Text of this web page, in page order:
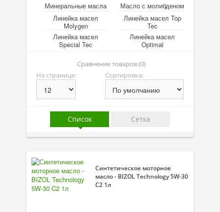
Линейка масел Top Tec
Линейка масел Special Tec
Линейка масел Optimal
Присадки
Присадки в системы охлаждения
Автокосметика
Трансмиссионные масла
Минеральные масла
Масло с молибденом
Линейка масел
Molygen
Линейка масел Top
Tec
Линейка масел
Special Tec
Линейка масел
Optimal
Сравнение товаров (0)
На странице:
Сортировка:
Список Сетка
Синтетическое моторное
масло - BIZOL Technology 5W-30
C2 1л